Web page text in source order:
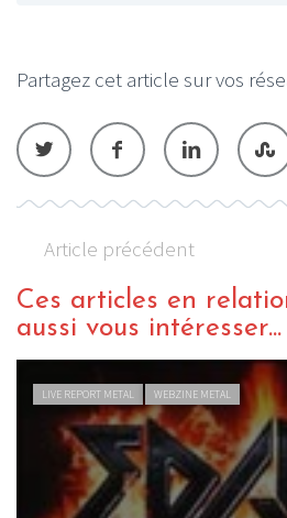
Partagez cet article sur vos
Article précédent
Ces articles en
aussi vous intéresser...
LIVE REPORT METAL WEBZINE METAL